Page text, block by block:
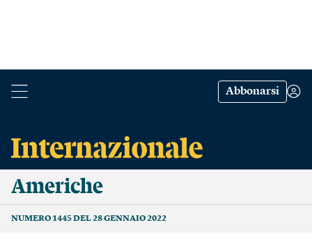
Abbonarsi
Americhe
NUMERO 1445 DEL 28 GENNAIO 2022